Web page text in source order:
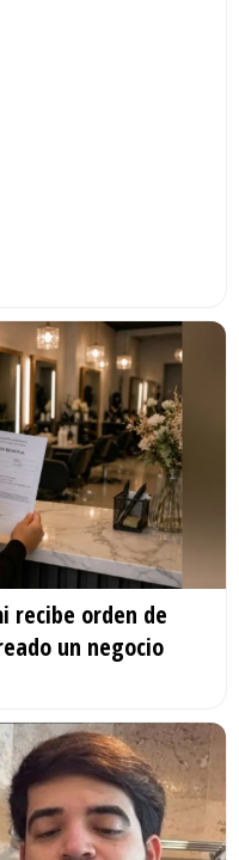
recibe orden de
un negocio